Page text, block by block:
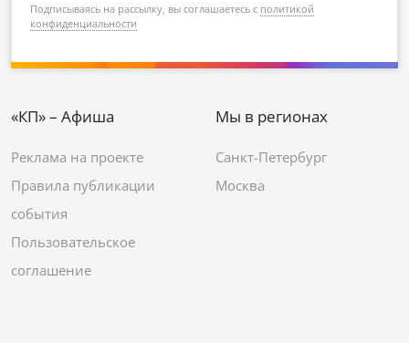
Подписываясь на рассылку, вы соглашаетесь с политикой
конфиденциальности
«КП» – Афиша
Реклама на проекте
Правила публикации
события
Пользовательское
соглашение
Мы в регионах
Санкт-Петербург
Москва